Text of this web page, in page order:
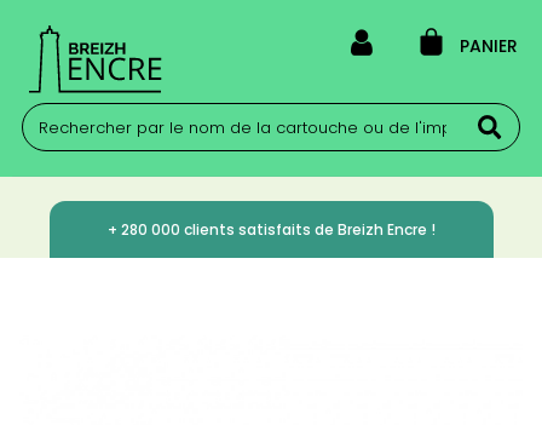
PANIER
+ 280 000 clients satisfaits de Breizh Encre !